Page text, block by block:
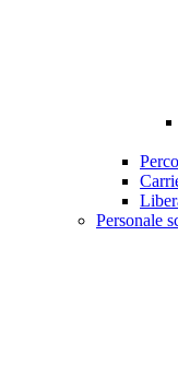
Personale